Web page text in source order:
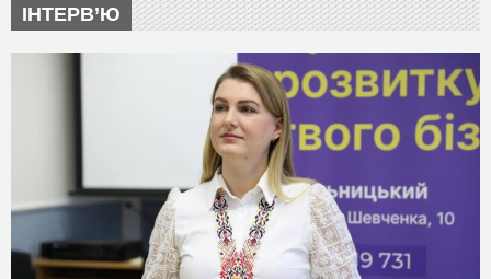
ІНТЕРВ’Ю